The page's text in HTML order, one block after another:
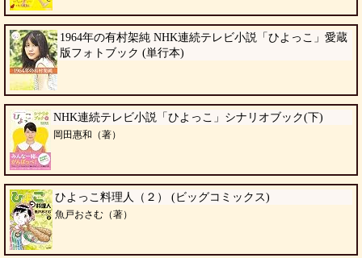
1964年の有村架純 NHK連続テレビ小説「ひよっこ」愛蔵
版フォトブック (単行本)
NHK連続テレビ小説「ひよっこ」シナリオブック(下)
岡田惠和（著）
ひよっこ料理人（２） (ビッグコミックス)
魚戸おさむ（著）